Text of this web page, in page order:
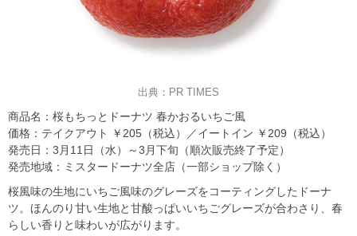
出典：PR TIMES
商品名：桜もちっとドーナツ 春かおるいちご風
価格：テイクアウト ￥205（税込）／イートイン ￥209（税込）
発売日：3月11日（水）～3月下旬（順次販売終了予定）
発売地域：ミスタードーナツ全店（一部ショップ除く）
桜風味の生地にいちご風味のグレーズをコーティングしたドーナ
ツ。ほんのり甘い生地と甘酸っぱいいちごグレーズが合わさり、春
らしい香りと味わいが広がります。